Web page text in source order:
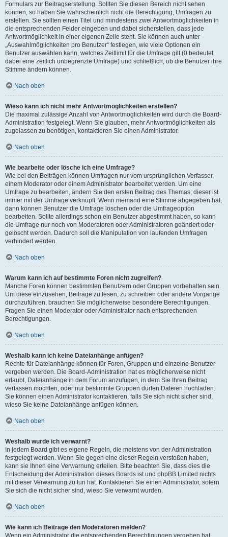
Formulars zur Beitragserstellung. Sollten Sie diesen Bereich nicht sehen
können, so haben Sie wahrscheinlich nicht die Berechtigung, Umfragen zu
erstellen. Sie sollten einen Titel und mindestens zwei Antwortmöglichkeiten in
die entsprechenden Felder eingeben und dabei sicherstellen, dass jede
Antwortmöglichkeit in einer eigenen Zeile steht. Sie können auch unter
„Auswahlmöglichkeiten pro Benutzer“ festlegen, wie viele Optionen ein
Benutzer auswählen kann, welches Zeitlimit für die Umfrage gilt (0 bedeutet
dabei eine zeitlich unbegrenzte Umfrage) und schließlich, ob die Benutzer ihre
Stimme ändern können.
Nach oben
Wieso kann ich nicht mehr Antwortmöglichkeiten erstellen?
Die maximal zulässige Anzahl von Antwortmöglichkeiten wird durch die Board-
Administration festgelegt. Wenn Sie glauben, mehr Antwortmöglichkeiten als
zugelassen zu benötigen, kontaktieren Sie einen Administrator.
Nach oben
Wie bearbeite oder lösche ich eine Umfrage?
Wie bei den Beiträgen können Umfragen nur vom ursprünglichen Verfasser,
einem Moderator oder einem Administrator bearbeitet werden. Um eine
Umfrage zu bearbeiten, ändern Sie den ersten Beitrag des Themas; dieser ist
immer mit der Umfrage verknüpft. Wenn niemand eine Stimme abgegeben hat,
dann können Benutzer die Umfrage löschen oder die Umfrageoption
bearbeiten. Sollte allerdings schon ein Benutzer abgestimmt haben, so kann
die Umfrage nur noch von Moderatoren oder Administratoren geändert oder
gelöscht werden. Dadurch soll die Manipulation von laufenden Umfragen
verhindert werden.
Nach oben
Warum kann ich auf bestimmte Foren nicht zugreifen?
Manche Foren können bestimmten Benutzern oder Gruppen vorbehalten sein.
Um diese einzusehen, Beiträge zu lesen, zu schreiben oder andere Vorgänge
durchzuführen, brauchen Sie möglicherweise besondere Berechtigungen.
Fragen Sie einen Moderator oder Administrator nach entsprechenden
Berechtigungen.
Nach oben
Weshalb kann ich keine Dateianhänge anfügen?
Rechte für Dateianhänge können für Foren, Gruppen und einzelne Benutzer
vergeben werden. Die Board-Administration hat es möglicherweise nicht
erlaubt, Dateianhänge in dem Forum anzufügen, in dem Sie Ihren Beitrag
verfassen möchten, oder nur bestimmte Gruppen dürfen Dateien hochladen.
Sie können einen Administrator kontaktieren, falls Sie sich nicht sicher sind,
wieso Sie keine Dateianhänge anfügen können.
Nach oben
Weshalb wurde ich verwarnt?
In jedem Board gibt es eigene Regeln, die meistens von der Administration
festgelegt werden. Wenn Sie gegen eine dieser Regeln verstoßen haben,
kann sie Ihnen eine Verwarnung erteilen. Bitte beachten Sie, dass dies die
Entscheidung der Administration dieses Boards ist und phpBB Limited nichts
mit dieser Verwarnung zu tun hat. Kontaktieren Sie einen Administrator, sofern
Sie sich die nicht sicher sind, wieso Sie verwarnt wurden.
Nach oben
Wie kann ich Beiträge den Moderatoren melden?
Wenn ein Administrator die entsprechenden Berechtigungen vergeben hat,